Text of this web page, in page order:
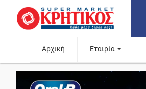
Αρχική Εταιρία